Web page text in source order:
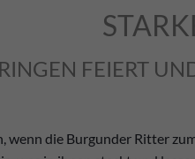
FEIERT
die Burgunder Ritter